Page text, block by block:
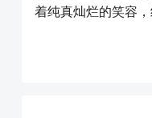
着纯真灿烂的笑容